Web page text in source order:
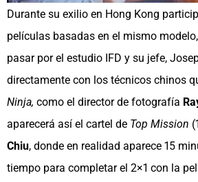
Durante su exilio en Hong Kong
películas basadas en el mismo
pasar por el estudio IFD y su jefe,
directamente con los técnicos chinos
Ninja, como el director de fotografía
aparecerá así el cartel de Top Mission
Chiu, donde en realidad aparece 15
tiempo para completar el 2×1 con la